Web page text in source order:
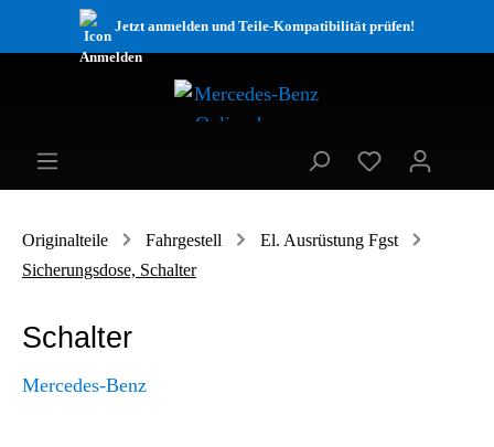
Jetzt anmelden und Teile-Kompatibilität prüfen!
Originalteile Fahrgestell
El. Ausrüstung Fgst
Sicherungsdose, Schalter
Schalter
Mercedes-Benz